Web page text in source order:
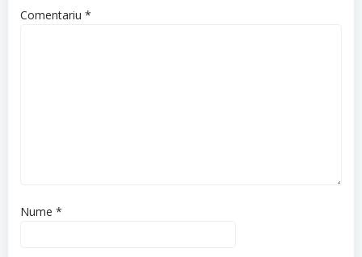
Comentariu *
Nume *